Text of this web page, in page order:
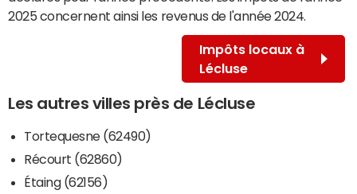
2025 concernent ainsi les revenus de l'année 2024.
Impôts locaux à
Lécluse
Les autres villes près de Lécluse
Tortequesne (62490)
Récourt (62860)
Étaing (62156)